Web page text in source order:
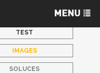
TEST
IMAGES
SOLUCES